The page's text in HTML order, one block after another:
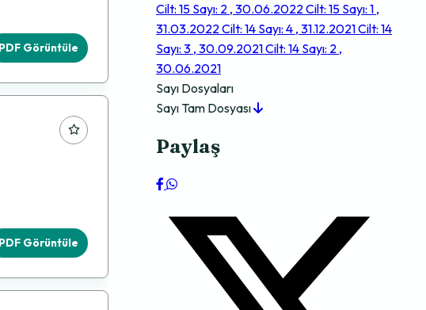
PDF Görüntüle
PDF Görüntüle
Cilt: 15 Sayı: 2 , 30.06.2022Cilt: 15 Sayı: 1 ,
31.03.2022Cilt: 14 Sayı: 4 , 31.12.2021Cilt: 14
Sayı: 3 , 30.09.2021Cilt: 14 Sayı: 2 ,
30.06.2021
Sayı Dosyaları
Sayı Tam Dosyası
Paylaş